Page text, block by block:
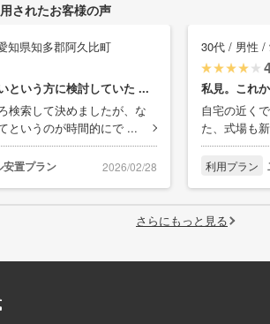
されたお客様の声
知県知多郡阿久比町
という方に検討していた ...
検索して決めましたが、な
というのが時間的にで ...
安置プラン 2026/02/28
30代 / 男性 /
私見。これ
自宅の近く
た、式場も
利用プラン
さらにもっと見る